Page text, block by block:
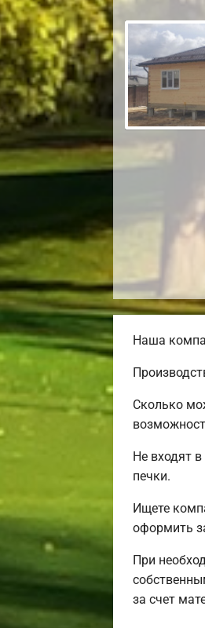
Наша
Сколько
Не входят
печки.
Ищете
оформить
При
за счет